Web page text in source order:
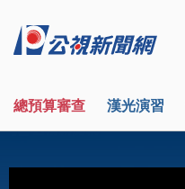
總預算審查 漢光演習